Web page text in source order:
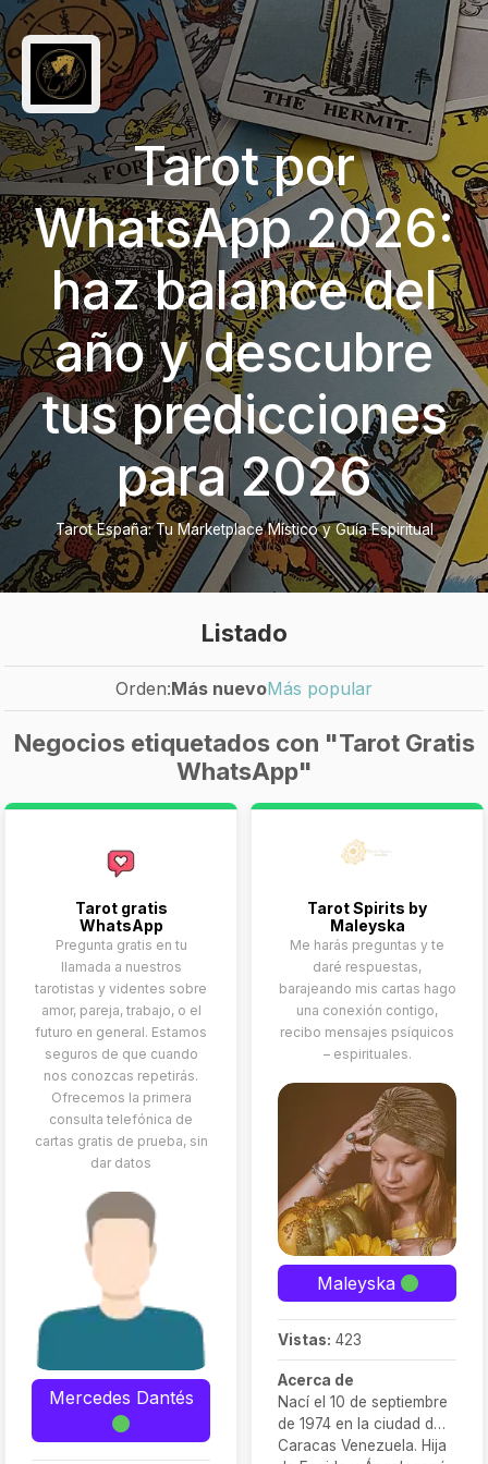
Tarot por
WhatsApp 2026:
haz balance del
año y descubre
tus predicciones
para 2026
Tarot España: Tu Marketplace Místico y Guía Espiritual
Listado
Orden:Más nuevoMás popular
Negocios etiquetados con "Tarot Gratis
WhatsApp"
Tarot gratis
WhatsApp
Pregunta gratis en tu
llamada a nuestros
tarotistas y videntes sobre
amor, pareja, trabajo, o el
futuro en general. Estamos
seguros de que cuando
nos conozcas repetirás.
Ofrecemos la primera
consulta telefónica de
cartas gratis de prueba, sin
dar datos
Mercedes Dantés
Tarot Spirits by
Maleyska
Me harás preguntas y te
daré respuestas,
barajeando mis cartas hago
una conexión contigo,
recibo mensajes psíquicos
– espirituales.
Maleyska
Vistas: 423
Acerca de
Nací el 10 de septiembre
de 1974 en la ciudad de
Caracas Venezuela. Hija